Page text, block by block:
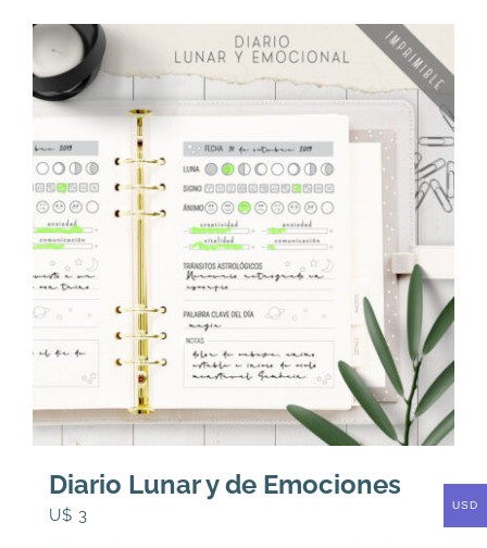
PRODUCTOS
ARTÍCULOS
ACERCA
CONTACTO
Diario Lunar y de Emociones
U$ 3
USD